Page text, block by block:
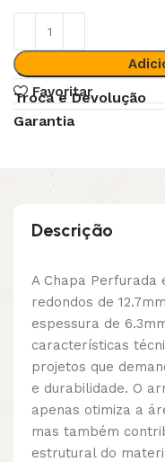
Favoritar
Troca e Devolução
Garantia
Descrição
A Chapa Perfurada
redondos de
espessura de
características
projetos que
e durabilidade. O
apenas otimiza a
mas também
estrutural do